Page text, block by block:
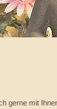
gerne mit